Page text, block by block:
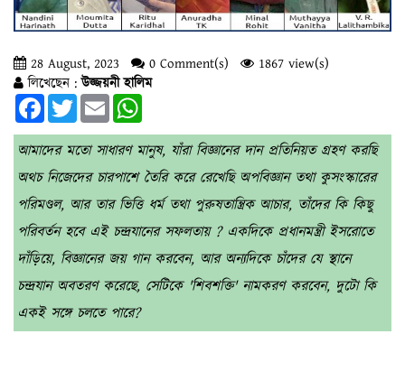
28 August, 2023 0 Comment(s)
1867 view(s)
লিখেছেন :উজ্জয়নী হালিম
FacebookTwitterEmail
আমাদের মতো সাধারণ মানুষ, যাঁরা বিজ্ঞানের দান প্রতিনিয়ত গ্রহণ করছি
অথচ নিজেদের চারপাশে তৈরি করে রেখেছি অপবিজ্ঞান তথা কুসংস্কারের
পরিমণ্ডল, আর তার ভিত্তি ধর্ম তথা পুরুষতান্ত্রিক আচার, তাঁদের কি কিছু
পরিবর্তন হবে এই চন্দ্রযানের সফলতায় ? একদিকে প্রধানমন্ত্রী ইসরোতে
দাঁড়িয়ে, বিজ্ঞানের জয় গান করবেন, আর অন্যদিকে চাঁদের যে স্থানে
চন্দ্রযান অবতরণ করেছে, সেটিকে 'শিবশক্তি' নামকরণ করবেন, দুটো কি
একই সঙ্গে চলতে পারে?